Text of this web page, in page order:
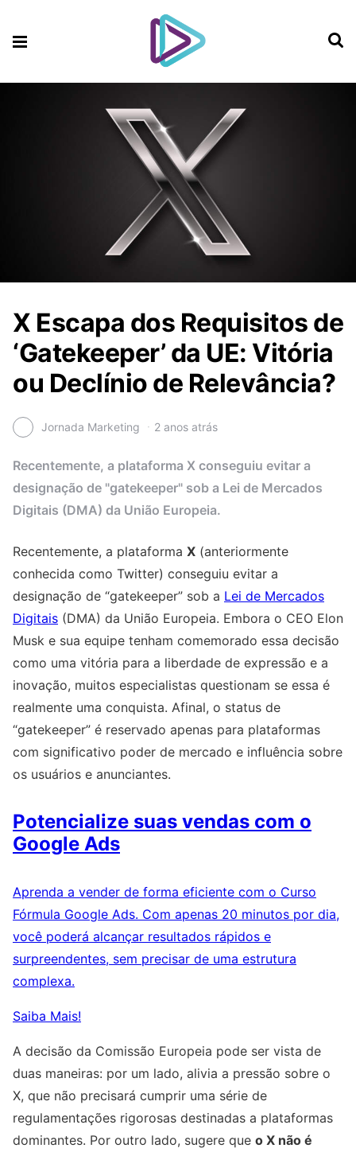
X Escapa dos Requisitos de
‘Gatekeeper’ da UE: Vitória
ou Declínio de Relevância?
Jornada Marketing 2 anos atrás
Recentemente, a plataforma X conseguiu evitar a
designação de "gatekeeper" sob a Lei de Mercados
Digitais (DMA) da União Europeia.
Recentemente, a plataforma X (anteriormente
conhecida como Twitter) conseguiu evitar a
designação de “gatekeeper” sob a Lei de Mercados
Digitais (DMA) da União Europeia. Embora o CEO Elon
Musk e sua equipe tenham comemorado essa decisão
como uma vitória para a liberdade de expressão e a
inovação, muitos especialistas questionam se essa é
realmente uma conquista. Afinal, o status de
“gatekeeper” é reservado apenas para plataformas
com significativo poder de mercado e influência sobre
os usuários e anunciantes.
Potencialize suas vendas com o
Google Ads
Aprenda a vender de forma eficiente com o Curso
Fórmula Google Ads. Com apenas 20 minutos por dia,
você poderá alcançar resultados rápidos e
surpreendentes, sem precisar de uma estrutura
complexa.
Saiba Mais!
A decisão da Comissão Europeia pode ser vista de
duas maneiras: por um lado, alivia a pressão sobre o
X, que não precisará cumprir uma série de
regulamentações rigorosas destinadas a plataformas
dominantes. Por outro lado, sugere que o X não é